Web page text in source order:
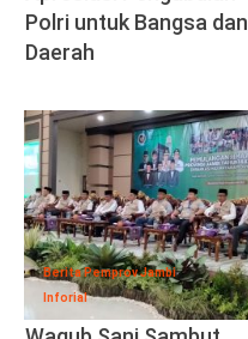
Polri untuk Bangsa dan
Daerah
Berita Pemprov Jambi
Inforial